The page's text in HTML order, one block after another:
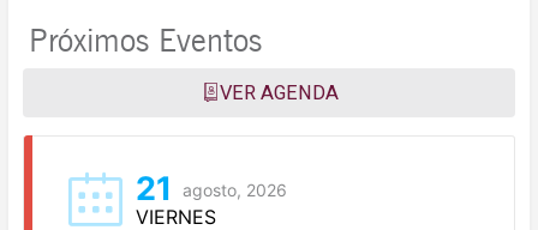
Próximos Eventos
VER AGENDA
21 agosto, 2026
VIERNES